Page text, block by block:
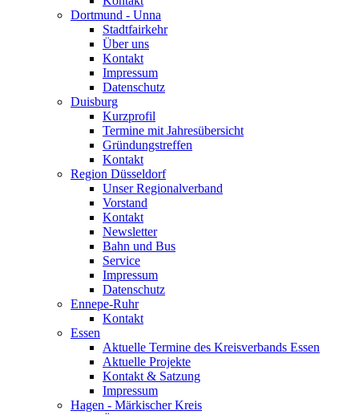
Dortmund - Unna
Stadtfairkehr
Über uns
Kontakt
Impressum
Datenschutz
Duisburg
Kurzprofil
Termine mit Jahresübersicht
Gründungstreffen
Kontakt
Region Düsseldorf
Unser Regionalverband
Vorstand
Kontakt
Newsletter
Bahn und Bus
Service
Impressum
Datenschutz
Ennepe-Ruhr
Kontakt
Essen
Aktuelle Termine des Kreisverbands Essen
Aktuelle Projekte
Kontakt & Satzung
Impressum
Hagen - Märkischer Kreis